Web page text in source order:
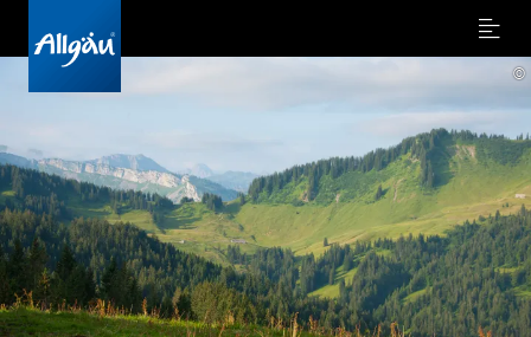
Menu
©